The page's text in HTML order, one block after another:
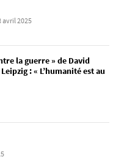
avril 2025
la guerre » de David
: « L’humanité est au